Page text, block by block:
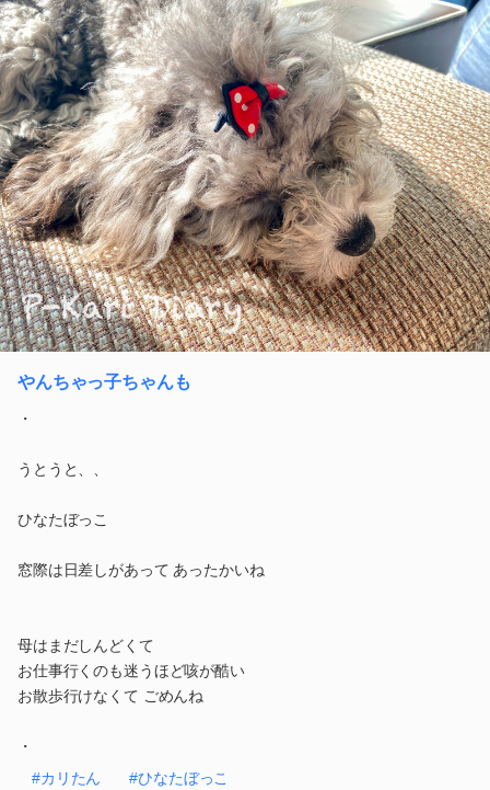
やんちゃっ子ちゃんも
・
うとうと、、
ひなたぼっこ
窓際は日差しがあって あったかいね
母はまだしんどくて
お仕事行くのも迷うほど咳が酷い
お散歩行けなくて ごめんね
・
#カリたん
#ひなたぼっこ